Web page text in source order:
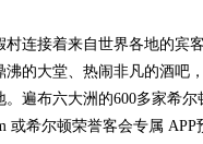
连接着来自世界各地的宾
的大堂、热闹非凡的酒
遍布六大洲的600多家希
或希尔顿荣誉客会专属